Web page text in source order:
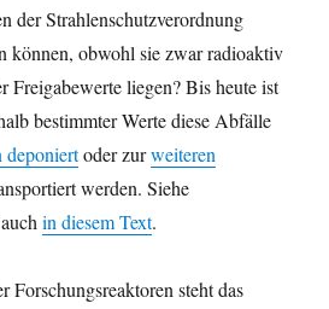
der Strahlenschutzverordnung
können, obwohl sie zwar radioaktiv
Freigabewerte liegen? Bis heute ist
bestimmter Werte diese Abfälle
deponiertoder zurweiteren
werden. Siehe
in diesem Text.
Forschungsreaktoren steht das